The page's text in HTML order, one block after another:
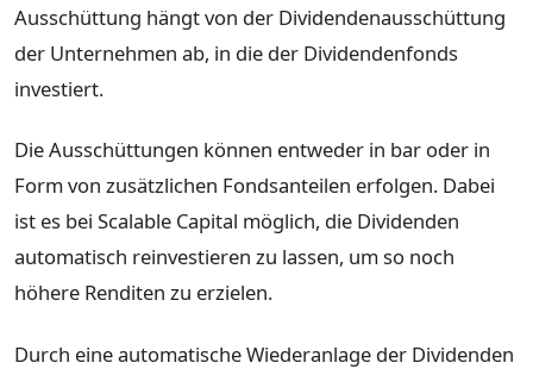
Ausschüttung hängt von der Dividendenausschüttung
der Unternehmen ab, in die der Dividendenfonds
investiert.
Die Ausschüttungen können entweder in bar oder in
Form von zusätzlichen Fondsanteilen erfolgen. Dabei
ist es bei Scalable Capital möglich, die Dividenden
automatisch reinvestieren zu lassen, um so noch
höhere Renditen zu erzielen.
Durch eine automatische Wiederanlage der Dividenden